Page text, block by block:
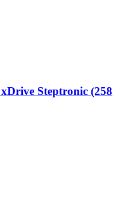
Steptronic (258